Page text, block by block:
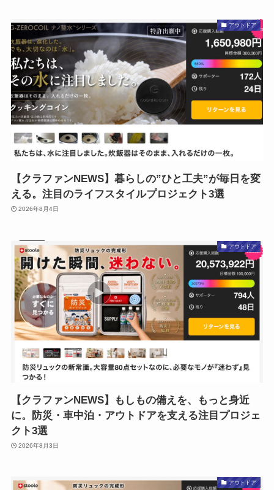
アウトドア
【クラファンNEWS】暮らしの”ひと工夫”が毎日を変
える。注目のライフスタイルプロジェクト3選
2026年8月4日
アウトドア
【クラファンNEWS】もしもの備えを、もっと身近
に。防災・車中泊・アウトドアを支える注目プロジェ
クト3選
2026年8月3日
アウトドア